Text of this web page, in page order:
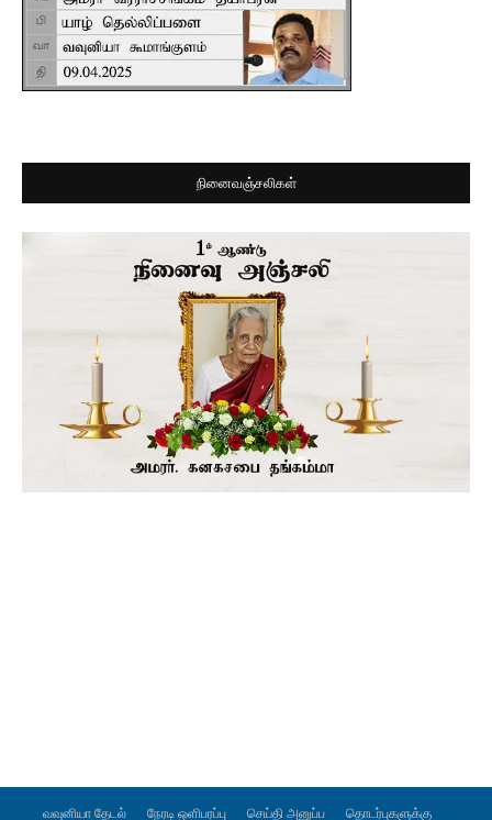
நினைவஞ்சலிகள்
வவுனியா தேடல் நேரடி ஒளிபரப்பு செய்தி அனுப்ப தொடர்புகளுக்கு